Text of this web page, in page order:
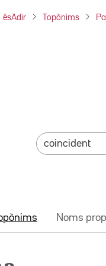
ésAdir Topònims
Noms